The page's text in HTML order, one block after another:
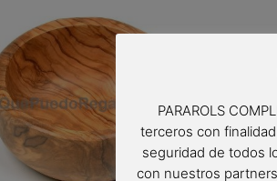
PARAROLS
terceros con
seguridad de todos
con nuestros